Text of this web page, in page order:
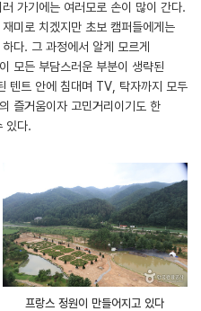
가기에는 여러모로 손이 많이 간다.
미로 치겠지만 초보 캠퍼들에게는
다. 그 과정에서 알게 모르게
모든 부담스러운 부분이 생략된
텐트 안에 침대며 TV, 탁자까지 모두
즐거움이자 고민거리이기도 한
있다.
프랑스 정원이 만들어지고 있다